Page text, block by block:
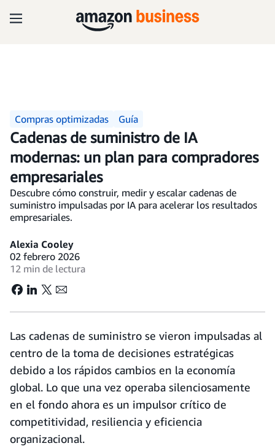
Compras optimizadas Guía
Cadenas de suministro de IA
modernas: un plan para compradores
empresariales
Descubre cómo construir, medir y escalar cadenas de
suministro impulsadas por IA para acelerar los resultados
empresariales.
Alexia Cooley
02 febrero 2026
12 min de lectura
Las cadenas de suministro se vieron impulsadas al
centro de la toma de decisiones estratégicas
debido a los rápidos cambios en la economía
global. Lo que una vez operaba silenciosamente
en el fondo ahora es un impulsor crítico de
competitividad, resiliencia y eficiencia
organizacional.